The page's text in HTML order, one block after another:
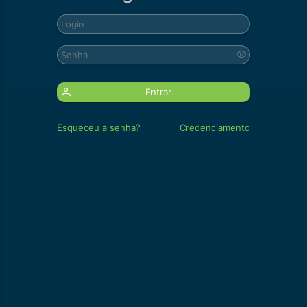
Entrar
Esqueceu a senha? Credenciamento